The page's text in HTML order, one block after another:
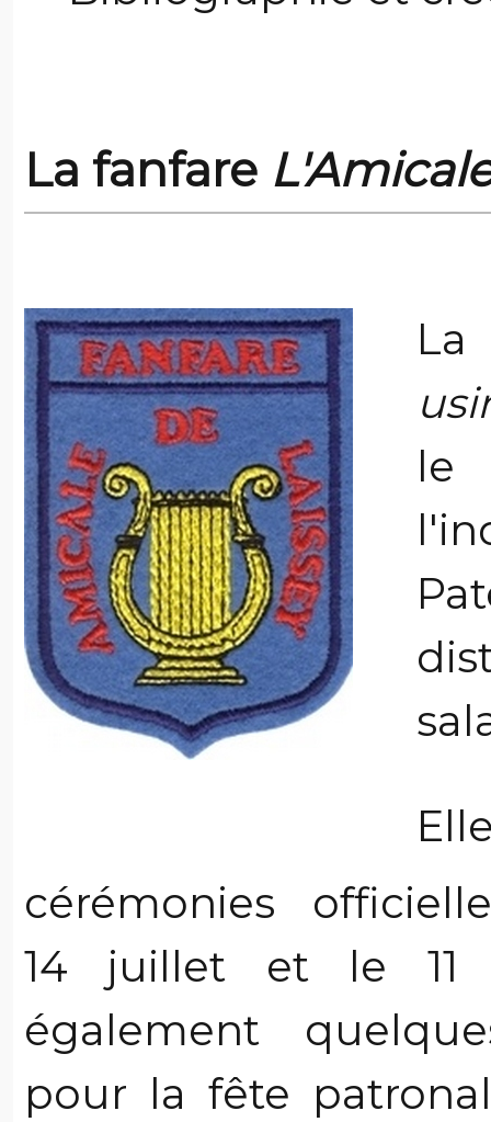
La fanfare
le
cérémonies
14 juillet et le 11
également
pour la fête